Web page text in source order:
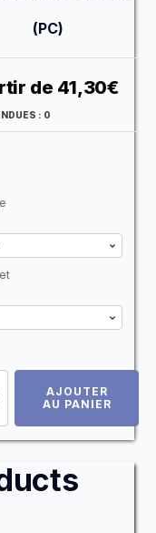
(PC)
de 41,30€
: 0
AJOUTER
AU PANIER